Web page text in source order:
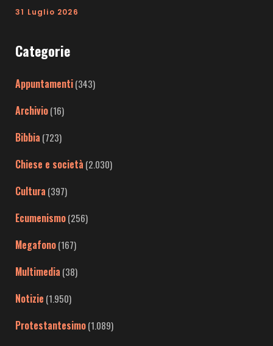
31 Luglio 2026
Categorie
Appuntamenti(343)
Archivio(16)
Bibbia (723)
Chiese e società (2.030)
Cultura (397)
Ecumenismo(256)
Megafono(167)
Multimedia (38)
Notizie (1.950)
Protestantesimo(1.089)